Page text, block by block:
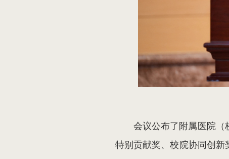
会议公布了附属医院（
特别贡献奖、校院协同创